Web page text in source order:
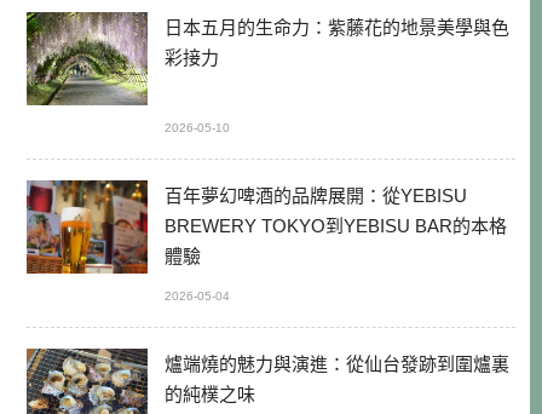
日本五月的生命力：紫藤花的地景美學與色
彩接力
2026-05-10
百年夢幻啤酒的品牌展開：從YEBISU
BREWERY TOKYO到YEBISU BAR的本格
體驗
2026-05-04
爐端燒的魅力與演進：從仙台發跡到圍爐裏
的純樸之味